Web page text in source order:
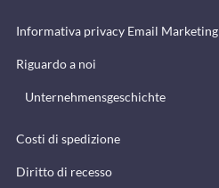
Informativa privacy Email Marketing
Riguardo a noi
Unternehmensgeschichte
Costi di spedizione
Diritto di recesso